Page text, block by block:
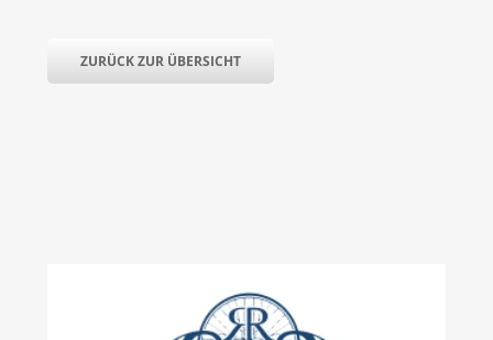
ZURÜCK ZUR ÜBERSICHT